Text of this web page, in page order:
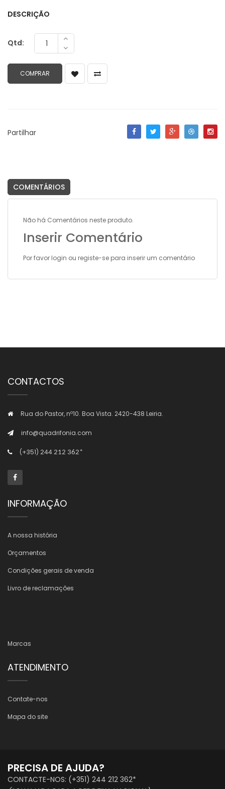
DESCRIÇÃO
Qtd:
Partilhar
COMENTÁRIOS
Não há Comentários neste produto.
Inserir Comentário
Por favor login ou registe-se para inserir um comentário
CONTACTOS
Rua do Pastor, nº10. Boa Vista. 2420-438 Leiria.
info@quadrifonia.com
(+351) 244 212 362*
INFORMAÇÃO
A nossa história
Orçamentos
Condições gerais de venda
Livro de reclamações
Marcas
ATENDIMENTO
Contate-nos
Mapa do site
PRECISA DE AJUDA?
CONTACTE-NOS: (+351) 244 212 362*